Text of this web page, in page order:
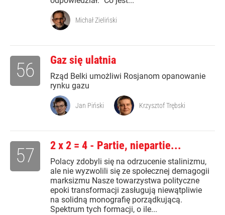
Michał Zieliński
Gaz się ulatnia
Rząd Belki umożliwi Rosjanom opanowanie
rynku gazu
56
Jan Piński Krzysztof Trębski
2 x 2 = 4 - Partie, niepartie...
Polacy zdobyli się na odrzucenie stalinizmu,
ale nie wyzwolili się ze społecznej demagogii
marksizmu Nasze towarzystwa polityczne
epoki transformacji zasługują niewątpliwie
na solidną monografię porządkującą.
Spektrum tych formacji, o ile...
57